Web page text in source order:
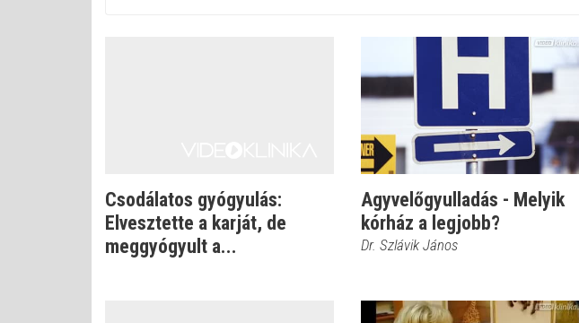
Csodálatos gyógyulás:
Elvesztette a karját, de
meggyógyult a...
Agyvelőgyulladás - Melyik
kórház a legjobb?
Dr. Szlávik János